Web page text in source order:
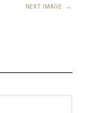
NEXT IMAGE →